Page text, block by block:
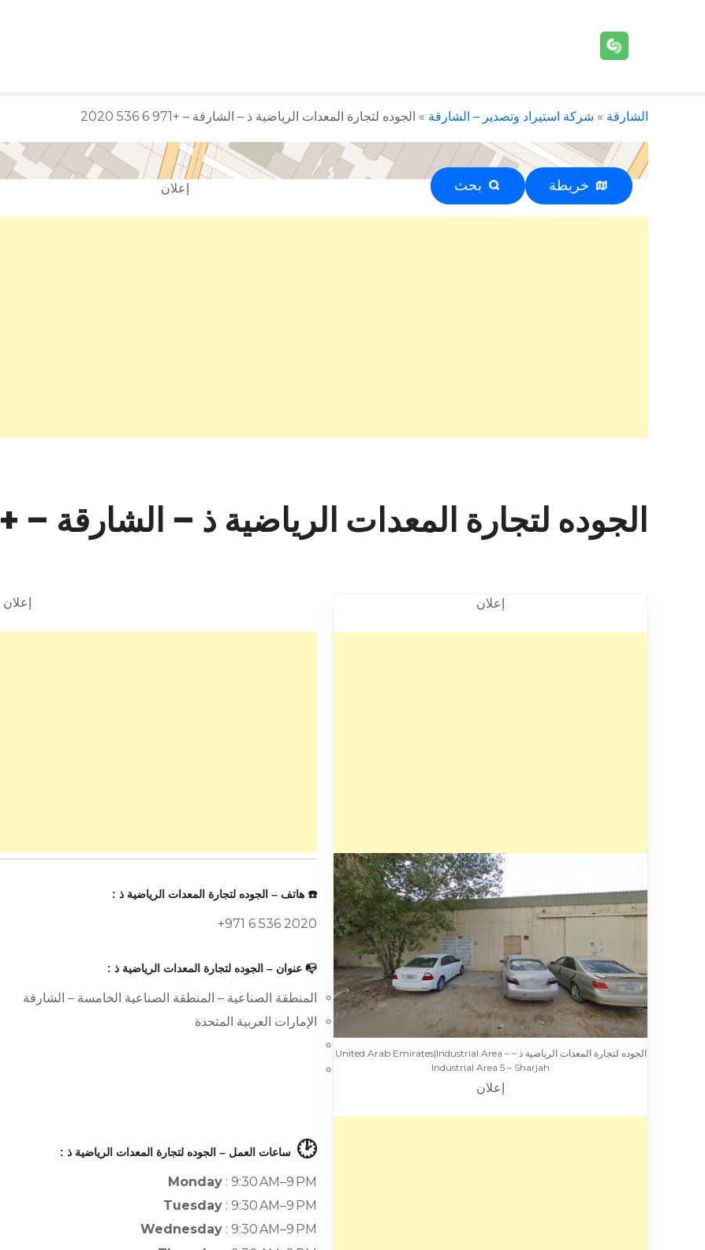
الشارقة » شركة استيراد وتصدير – الشارقة » الجوده لتجارة المعدات الرياضية ذ – الشارقة – +971 6 536 2020
خريطة بحث إعلان
الجوده لتجارة المعدات الرياضية ذ – الشارقة – +971 6 536 2020
إعلان
الجوده لتجارة المعدات الرياضية ذ – United Arab Emirates|Industrial Area –
Industrial Area 5 – Sharjah
إعلان
إعلان
☎️ هاتف – الجوده لتجارة المعدات الرياضية ذ :
+971 6 536 2020
📭 عنوان – الجوده لتجارة المعدات الرياضية ذ :
المنطقة الصناعية – المنطقة الصناعية الخامسة – الشارقة
الإمارات العربية المتحدة
🕑 ساعات العمل – الجوده لتجارة المعدات الرياضية ذ :
Monday : 9:30 AM–9 PM
Tuesday : 9:30 AM–9 PM
Wednesday : 9:30 AM–9 PM